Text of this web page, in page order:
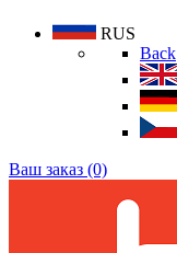
RUS
Back
Ваш заказ (0)